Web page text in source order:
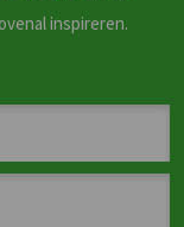
inspireren.